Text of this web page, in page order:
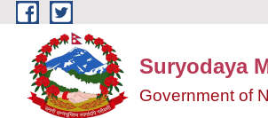
Skip to main content
Suryodaya
Government of